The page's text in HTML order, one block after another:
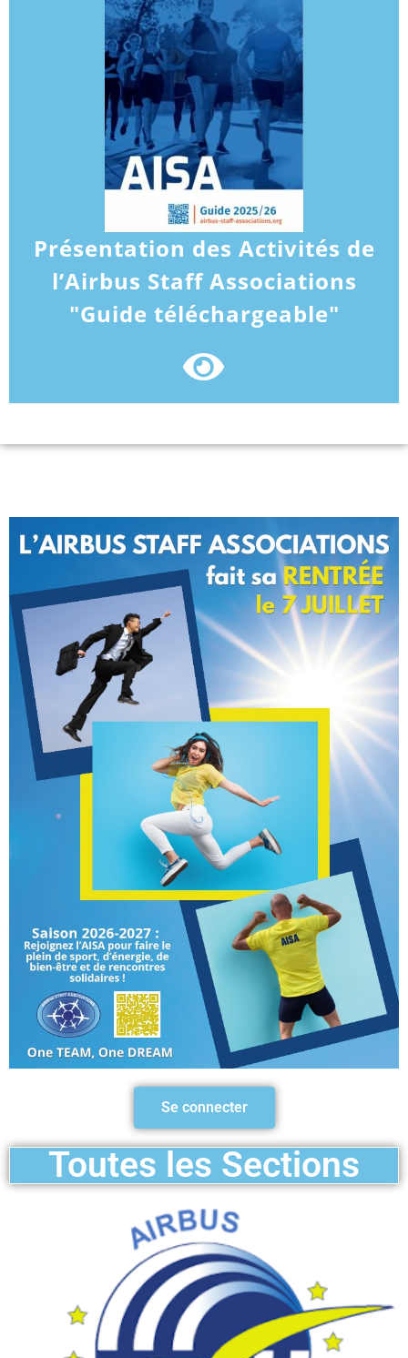
Présentation des Activités de
l’Airbus Staff Associations
"Guide téléchargeable"
Se connecter
Toutes les Sections